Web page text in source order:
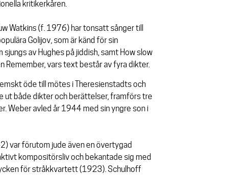
kritikerkåren.
Watkins (f. 1976) har tonsatt sånger till
Golijov, som är känd för sin
sjungs av Hughes på jiddish, samt How slow
Remember, vars text består av fyra dikter.
öde till mötes i Theresienstadts och
ut både dikter och berättelser, framförs tre
Weber avled år 1944 med sin yngre son i
var förutom jude även en övertygad
kompositörsliv och bekantade sig med
för stråkkvartett(1923). Schulhoff